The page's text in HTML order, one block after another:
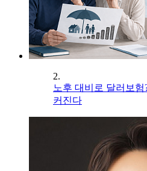
2.
노후 대비로 달러보
커진다